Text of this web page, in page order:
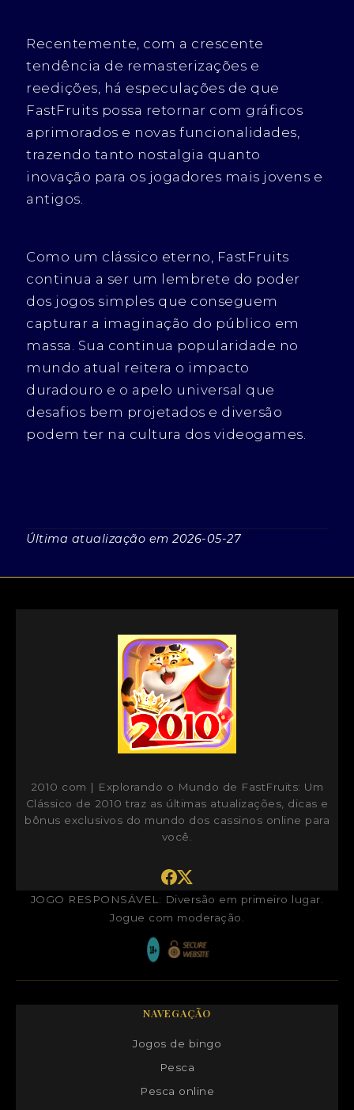
Recentemente, com a crescente
tendência de remasterizações e
reedições, há especulações de que
FastFruits possa retornar com gráficos
aprimorados e novas funcionalidades,
trazendo tanto nostalgia quanto
inovação para os jogadores mais jovens e
antigos.
Como um clássico eterno, FastFruits
continua a ser um lembrete do poder
dos jogos simples que conseguem
capturar a imaginação do público em
massa. Sua continua popularidade no
mundo atual reitera o impacto
duradouro e o apelo universal que
desafios bem projetados e diversão
podem ter na cultura dos videogames.
Última atualização em 2026-05-27
2010 com | Explorando o Mundo de FastFruits: Um
Clássico de 2010 traz as últimas atualizações, dicas e
bônus exclusivos do mundo dos cassinos online para
você.
JOGO RESPONSÁVEL: Diversão em primeiro lugar.
Jogue com moderação.
NAVEGAÇÃO
Jogos de bingo
Pesca
Pesca online